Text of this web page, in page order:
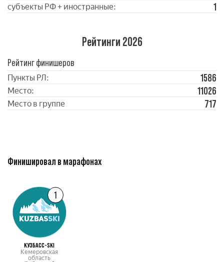
субъекты РФ + иностранные: 1
Рейтинги 2026
Рейтинг финишеров
Пункты РЛ: 1586
Место: 11026
Место в группе 717
Финишировал в марафонах
1
КУЗБАСC-SKI
Кемеровская
область